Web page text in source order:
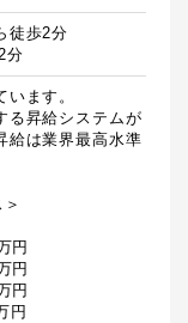
徒歩2分
分
ます。
る昇給システムが
給は業界最高水準